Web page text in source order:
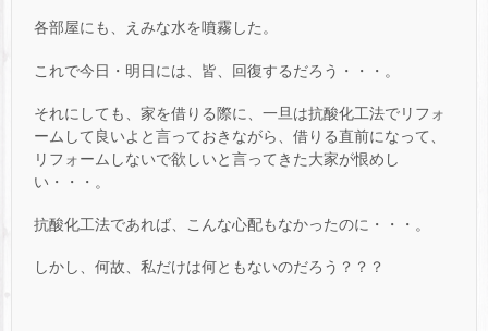
各部屋にも、えみな水を噴霧した。
これで今日・明日には、皆、回復するだろう・・・。
それにしても、家を借りる際に、一旦は抗酸化工法でリフォ
ームして良いよと言っておきながら、借りる直前になって、
リフォームしないで欲しいと言ってきた大家が恨めし
い・・・。
抗酸化工法であれば、こんな心配もなかったのに・・・。
しかし、何故、私だけは何ともないのだろう？？？